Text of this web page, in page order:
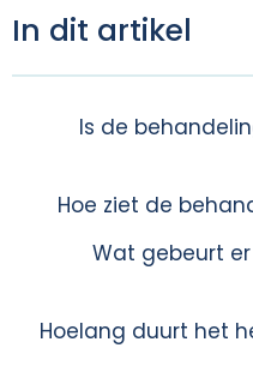
In dit artikel
Is de
Hoe ziet de
Wat gebeurt
Hoelang duurt het